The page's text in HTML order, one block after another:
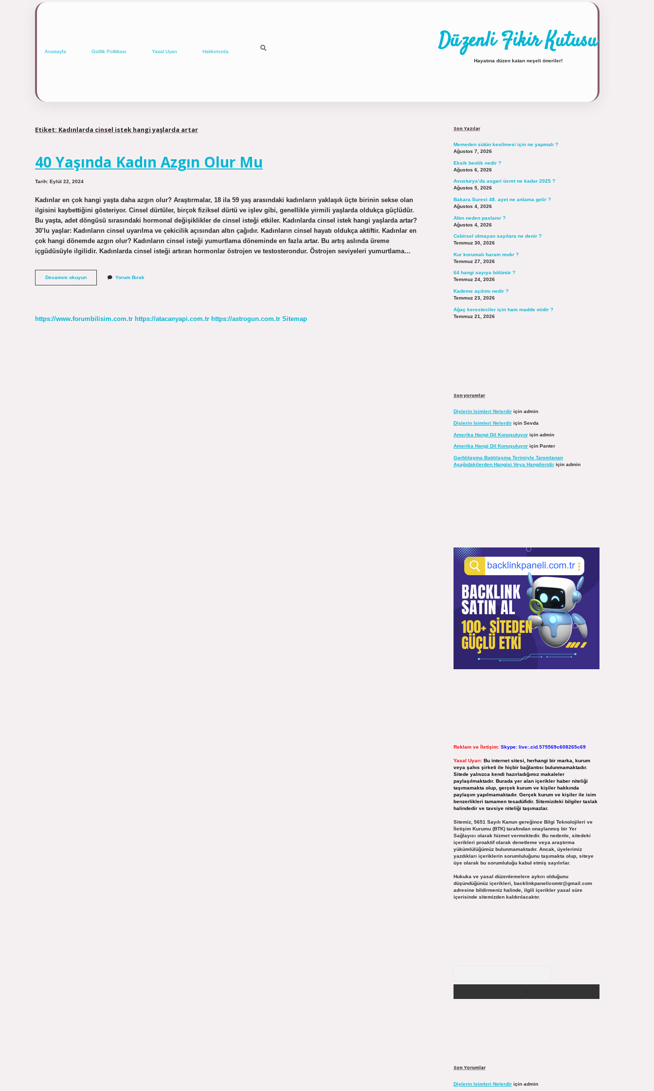
Anasayfa Gizlilik Politikası Yasal Uyarı Hakkımızda Düzenli Fikir Kutusu
Hayatına düzen katan neşeli öneriler!
Etiket: Kadınlarda cinsel istek hangi yaşlarda artar
40 Yaşında Kadın Azgın Olur Mu
Tarih: Eylül 22, 2024
Kadınlar en çok hangi yaşta daha azgın olur? Araştırmalar, 18 ila 59 yaş arasındaki kadınların yaklaşık üçte birinin sekse olan
ilgisini kaybettiğini gösteriyor. Cinsel dürtüler, birçok fiziksel dürtü ve işlev gibi, genellikle yirmili yaşlarda oldukça güçlüdür.
Bu yaşta, adet döngüsü sırasındaki hormonal değişiklikler de cinsel isteği etkiler. Kadınlarda cinsel istek hangi yaşlarda artar?
30’lu yaşlar: Kadınların cinsel uyarılma ve çekicilik açısından altın çağıdır. Kadınların cinsel hayatı oldukça aktiftir. Kadınlar en
çok hangi dönemde azgın olur? Kadınların cinsel isteği yumurtlama döneminde en fazla artar. Bu artış aslında üreme
içgüdüsüyle ilgilidir. Kadınlarda cinsel isteği artıran hormonlar östrojen ve testosterondur. Östrojen seviyeleri yumurtlama…
Devamını okuyun40
Yaşında
Yorum Bırak
https://www.forumbilisim.com.tr https://atacanyapi.com.tr https://astrogun.com.tr Sitemap
Son Yazılar
Memeden sütün kesilmesi için ne yapmalı ?
Ağustos 7, 2026
Eksik benlik nedir ?
Ağustos 6, 2026
Avusturya’da asgari ücret ne kadar 2025 ?
Ağustos 5, 2026
Bakara Suresi 48. ayet ne anlama gelir ?
Ağustos 4, 2026
Altın neden paslanır ?
Ağustos 4, 2026
Cebirsel olmayan sayılara ne denir ?
Temmuz 30, 2026
Kur korumalı haram mıdır ?
Temmuz 27, 2026
64 hangi sayıya bölünür ?
Temmuz 24, 2026
Kademe açılımı nedir ?
Temmuz 23, 2026
Ağaç keresteciler için ham madde midir ?
Temmuz 21, 2026
Son yorumlar
Dişlerin Isimleri Nelerdiriçin admin
Dişlerin Isimleri Nelerdiriçin Sevda
Amerika Hangi Dil Konuşuluyoriçin admin
Amerika Hangi Dil Konuşuluyoriçin Panter
Garblılaşma Batılılaşma Terimiyle Tanımlanan
Aşağıdakilerden Hangisi Veya Hangileridiriçin admin
Reklam ve İletişim: Skype: live:.cid.575569c608265c69
Yasal Uyarı: Bu internet sitesi, herhangi bir marka, kurum
veya şahıs şirketi ile hiçbir bağlantısı bulunmamaktadır.
Sitede yalnızca kendi hazırladığımız makaleler
paylaşılmaktadır. Burada yer alan içerikler haber niteliği
taşımamakta olup, gerçek kurum ve kişiler hakkında
paylaşım yapılmamaktadır. Gerçek kurum ve kişiler ile isim
benzerlikleri tamamen tesadüfidir. Sitemizdeki bilgiler taslak
halindedir ve tavsiye niteliği taşımazlar.
Sitemiz, 5651 Sayılı Kanun gereğince Bilgi Teknolojileri ve
İletişim Kurumu (BTK) tarafından onaylanmış bir Yer
Sağlayıcı olarak hizmet vermektedir. Bu nedenle, sitedeki
içerikleri proaktif olarak denetleme veya araştırma
yükümlülüğümüz bulunmamaktadır. Ancak, üyelerimiz
yazdıkları içeriklerin sorumluluğunu taşımakta olup, siteye
üye olarak bu sorumluluğu kabul etmiş sayılırlar.
Hukuka ve yasal düzenlemelere aykırı olduğunu
düşündüğünüz içerikleri, backlinkpanelicomtr@gmail.com
adresine bildirmeniz halinde, ilgili içerikler yasal süre
içerisinde sitemizden kaldırılacaktır.
Son Yorumlar
Dişlerin Isimleri Nelerdiriçin admin